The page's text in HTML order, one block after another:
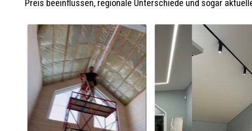
Preis beeinflussen, regionale Unterschiede und sogar